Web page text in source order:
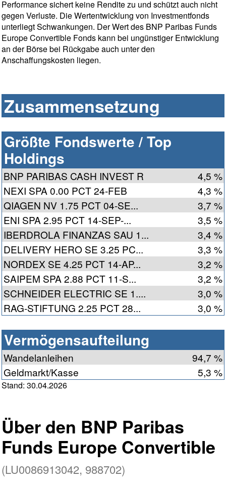
Performance sichert keine Rendite zu und schützt auch nicht
gegen Verluste. Die Wertentwicklung von Investmentfonds
unterliegt Schwankungen. Der Wert des BNP Paribas Funds
Europe Convertible Fonds kann bei ungünstiger Entwicklung
an der Börse bei Rückgabe auch unter den
Anschaffungskosten liegen.
Zusammensetzung
Größte Fondswerte / Top
Holdings
BNP PARIBAS CASH INVEST R
4,5 %
NEXI SPA 0.00 PCT 24-FEB
4,3 %
QIAGEN NV 1.75 PCT 04-SE...
3,7 %
ENI SPA 2.95 PCT 14-SEP-...
3,5 %
IBERDROLA FINANZAS SAU 1...
3,4 %
DELIVERY HERO SE 3.25 PC...
3,3 %
NORDEX SE 4.25 PCT 14-AP...
3,2 %
SAIPEM SPA 2.88 PCT 11-S...
3,2 %
SCHNEIDER ELECTRIC SE 1....
3,0 %
RAG-STIFTUNG 2.25 PCT 28...
3,0 %
Vermögensaufteilung
Wandelanleihen
94,7 %
Geldmarkt/Kasse
5,3 %
Stand: 30.04.2026
Über den BNP Paribas
Funds Europe Convertible
(LU0086913042, 988702)